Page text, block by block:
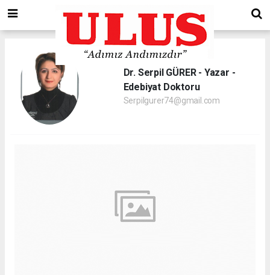
Dr. Serpil GÜRER - Yazar -
Edebiyat Doktoru
Serpilgurer74@gmail.com